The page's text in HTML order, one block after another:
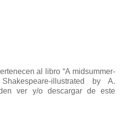
al libro “A midsummer-
illustrated by A.
ver y/o descargar de este